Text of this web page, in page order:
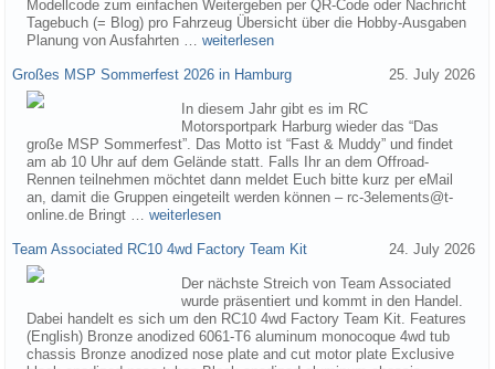
Modellcode zum einfachen Weitergeben per QR-Code oder Nachricht
Tagebuch (= Blog) pro Fahrzeug Übersicht über die Hobby-Ausgaben
Planung von Ausfahrten … weiterlesen
Großes MSP Sommerfest 2026 in Hamburg 25. July 2026
In diesem Jahr gibt es im RC
Motorsportpark Harburg wieder das “Das
große MSP Sommerfest”. Das Motto ist “Fast & Muddy” und findet
am ab 10 Uhr auf dem Gelände statt. Falls Ihr an dem Offroad-
Rennen teilnehmen möchtet dann meldet Euch bitte kurz per eMail
an, damit die Gruppen eingeteilt werden können – rc-3elements@t-
online.de Bringt … weiterlesen
Team Associated RC10 4wd Factory Team Kit 24. July 2026
Der nächste Streich von Team Associated
wurde präsentiert und kommt in den Handel.
Dabei handelt es sich um den RC10 4wd Factory Team Kit. Features
(English) Bronze anodized 6061-T6 aluminum monocoque 4wd tub
chassis Bronze anodized nose plate and cut motor plate Exclusive